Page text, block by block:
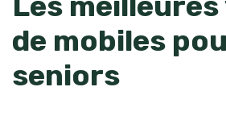
de mobiles
seniors